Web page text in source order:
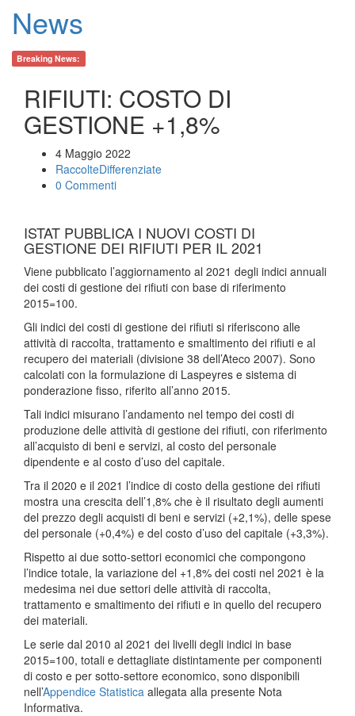
News
Breaking News:
RIFIUTI: COSTO DI
GESTIONE +1,8%
4 Maggio 2022
RaccolteDifferenziate
0 Commenti
ISTAT PUBBLICA I NUOVI COSTI DI
GESTIONE DEI RIFIUTI PER IL 2021
Viene pubblicato l’aggiornamento al 2021 degli indici annuali
dei costi di gestione dei rifiuti con base di riferimento
2015=100.
Gli indici dei costi di gestione dei rifiuti si riferiscono alle
attività di raccolta, trattamento e smaltimento dei rifiuti e al
recupero dei materiali (divisione 38 dell’Ateco 2007). Sono
calcolati con la formulazione di Laspeyres e sistema di
ponderazione fisso, riferito all’anno 2015.
Tali indici misurano l’andamento nel tempo dei costi di
produzione delle attività di gestione dei rifiuti, con riferimento
all’acquisto di beni e servizi, al costo del personale
dipendente e al costo d’uso del capitale.
Tra il 2020 e il 2021 l’indice di costo della gestione dei rifiuti
mostra una crescita dell’1,8% che è il risultato degli aumenti
del prezzo degli acquisti di beni e servizi (+2,1%), delle spese
del personale (+0,4%) e del costo d’uso del capitale (+3,3%).
Rispetto ai due sotto-settori economici che compongono
l’indice totale, la variazione del +1,8% dei costi nel 2021 è la
medesima nei due settori delle attività di raccolta,
trattamento e smaltimento dei rifiuti e in quello del recupero
dei materiali.
Le serie dal 2010 al 2021 dei livelli degli indici in base
2015=100, totali e dettagliate distintamente per componenti
di costo e per sotto-settore economico, sono disponibili
nell’Appendice Statistica allegata alla presente Nota
Informativa.